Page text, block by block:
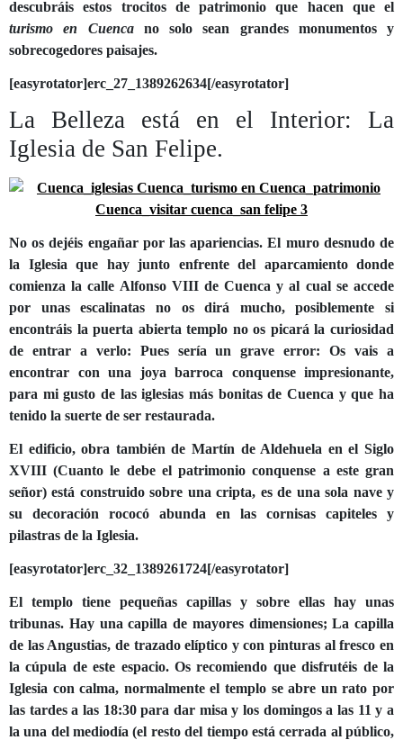
descubráis estos trocitos de patrimonio que hacen que el
turismo en Cuencano solo sean grandes monumentos y
sobrecogedores paisajes.
[easyrotator]erc_27_1389262634[/easyrotator]
La Belleza está en el Interior: La
Iglesia de San Felipe.
No os dejéis engañar por las apariencias. El muro desnudo de
la Iglesia que hay junto enfrente del aparcamiento donde
comienza la calle Alfonso VIII de Cuenca y al cual se accede
por unas escalinatas no os dirá mucho, posiblemente si
encontráis la puerta abierta templo no os picará la curiosidad
de entrar a verlo: Pues sería un grave error: Os vais a
encontrar con una joya barroca conquense impresionante,
para mi gusto de las iglesias más bonitas de Cuenca y que ha
tenido la suerte de ser restaurada.
El edificio, obra también de Martín de Aldehuela en el Siglo
XVIII (Cuanto le debe el patrimonio conquense a este gran
señor) está construido sobre una cripta, es de una sola nave y
su decoración rococó abunda en las cornisas capiteles y
pilastras de la Iglesia.
[easyrotator]erc_32_1389261724[/easyrotator]
El templo tiene pequeñas capillas y sobre ellas hay unas
tribunas. Hay una capilla de mayores dimensiones; La capilla
de las Angustias, de trazado elíptico y con pinturas al fresco en
la cúpula de este espacio. Os recomiendo que disfrutéis de la
Iglesia con calma, normalmente el templo se abre un rato por
las tardes a las 18:30 para dar misa y los domingos a las 11 y a
la una del mediodía (el resto del tiempo está cerrada al público,